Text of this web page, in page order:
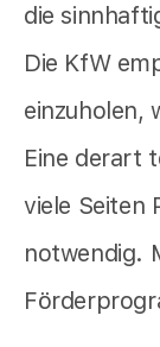
die
Die KfW
einzuholen,
Eine derart
viele Seiten
notwendig.